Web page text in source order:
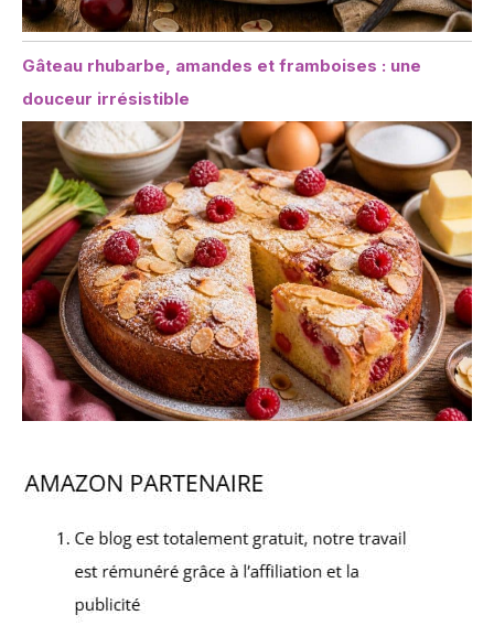
Gâteau rhubarbe, amandes et framboises : une
douceur irrésistible